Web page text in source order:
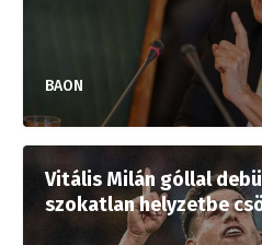
BAON
Vitális Milán góllal
szokatlan helyzetbe